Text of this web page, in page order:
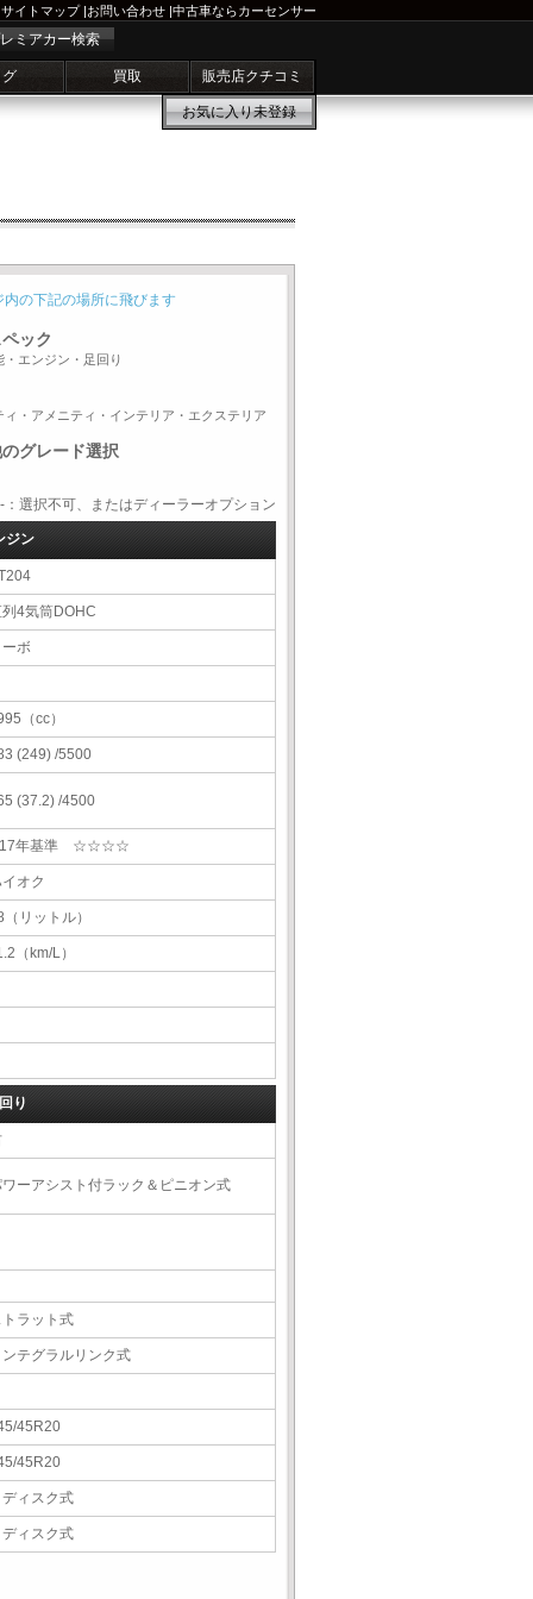
サイトマップ|お問い合わせ |中古車ならカーセンサー
ミアカー検索
買取 販売店クチコミ
お気に入り未登録
内の下記の場所に飛びます
ック
・エンジン・足回り
ィ・アメニティ・インテリア・エクステリア
グレード選択
択不可、またはディーラーオプション
ジン
4気筒DOHC
ボ
（cc）
(249) /5500
(37.2) /4500
年基準 ☆☆☆☆
オク
（リットル）
（km/L）
り
ーアシスト付ラック＆ピニオン式
ラット式
テグラルリンク式
45R20
45R20
ィスク式
ィスク式